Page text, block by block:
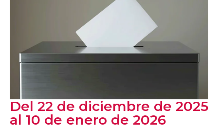
Del 22 de diciembre de 2025
al 10 de enero de 2026